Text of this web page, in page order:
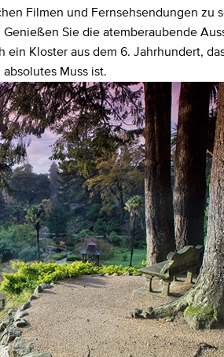
Filmen und Fernsehsendungen zu
Sie die atemberaubende
Kloster aus dem 6. Jahrhundert,
Muss ist.